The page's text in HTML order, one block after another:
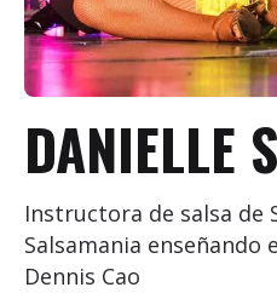
DANIELLE
Instructora de salsa de
Salsamania enseñando
Dennis Cao